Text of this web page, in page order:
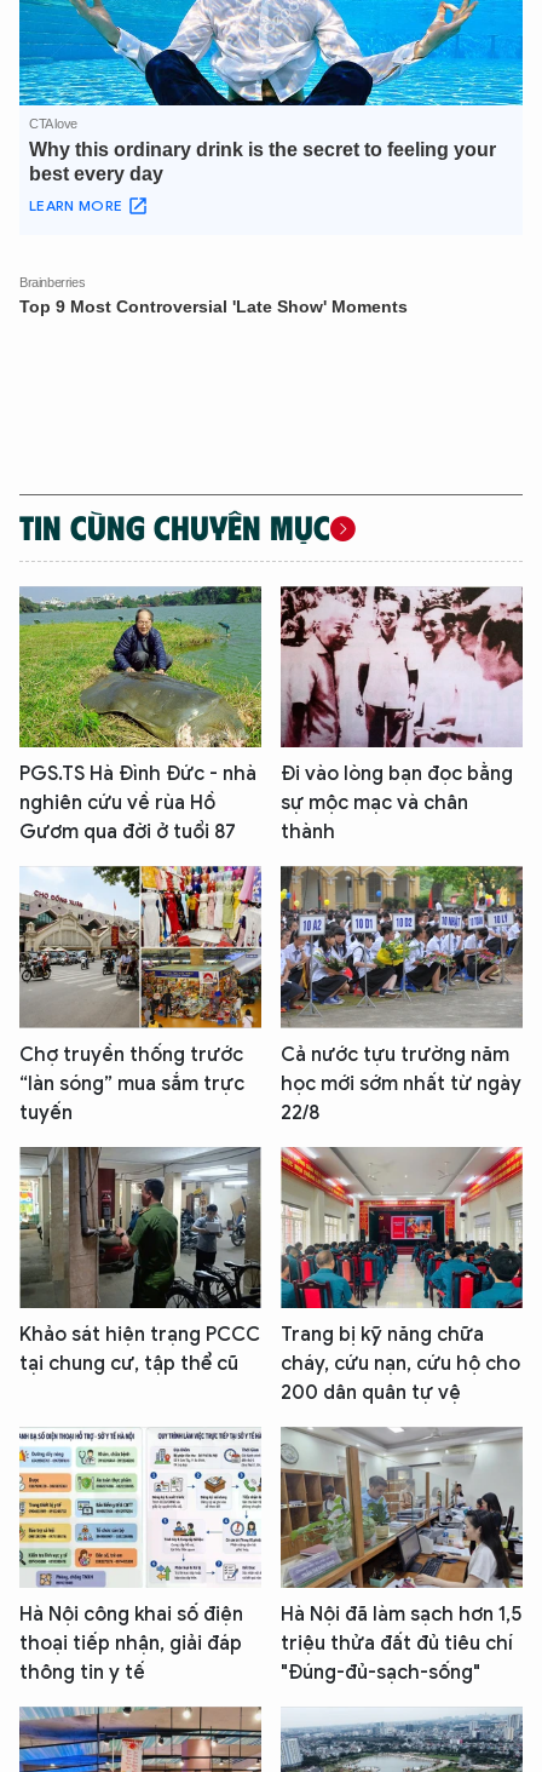
TIN CÙNG CHUYÊN MỤC
PGS.TS Hà Đình Đức - nhà
nghiên cứu về rùa Hồ
Gươm qua đời ở tuổi 87
Đi vào lòng bạn đọc bằng
sự mộc mạc và chân
thành
Chợ truyền thống trước
“làn sóng” mua sắm trực
tuyến
Cả nước tựu trường năm
học mới sớm nhất từ ngày
22/8
Khảo sát hiện trạng PCCC
tại chung cư, tập thể cũ
Trang bị kỹ năng chữa
cháy, cứu nạn, cứu hộ cho
200 dân quân tự vệ
Hà Nội công khai số điện
thoại tiếp nhận, giải đáp
thông tin y tế
Hà Nội đã làm sạch hơn 1,5
triệu thửa đất đủ tiêu chí
"Đúng-đủ-sạch-sống"
TÔI LÀ CHATBOT CỦA